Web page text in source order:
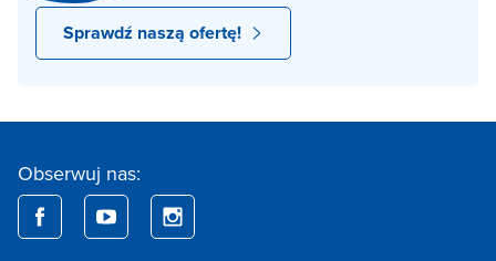
Sprawdź naszą ofertę!
Obserwuj nas: